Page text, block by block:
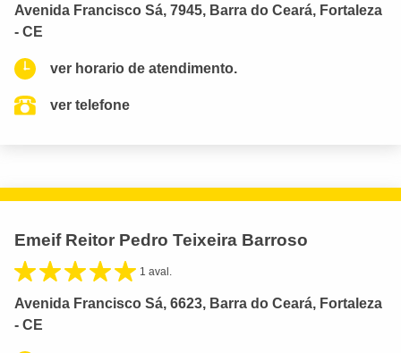
Avenida Francisco Sá, 7945, Barra do Ceará, Fortaleza
- CE
ver horario de atendimento.
ver telefone
Emeif Reitor Pedro Teixeira Barroso
1 aval.
Avenida Francisco Sá, 6623, Barra do Ceará, Fortaleza
- CE